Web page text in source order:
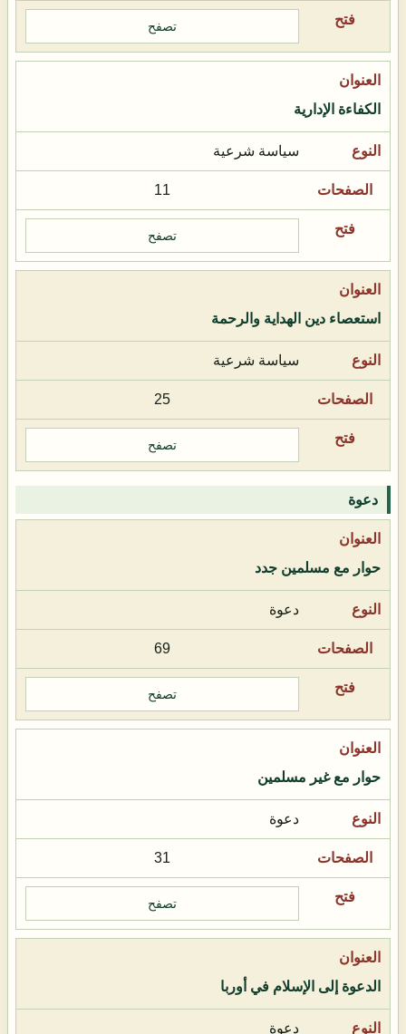
تصفح
الكفاءة الإدارية
سياسة شرعية
11
تصفح
استعصاء دين الهداية والرحمة
سياسة شرعية
25
تصفح
دعوة
حوار مع مسلمين جدد
دعوة
69
تصفح
حوار مع غير مسلمين
دعوة
31
تصفح
الدعوة إلى الإسلام في أوربا
دعوة